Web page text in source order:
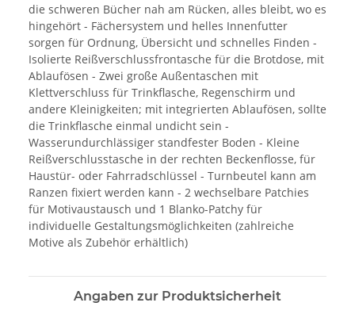
die schweren Bücher nah am Rücken, alles bleibt, wo es
hingehört - Fächersystem und helles Innenfutter
sorgen für Ordnung, Übersicht und schnelles Finden -
Isolierte Reißverschlussfrontasche für die Brotdose, mit
Ablaufösen - Zwei große Außentaschen mit
Klettverschluss für Trinkflasche, Regenschirm und
andere Kleinigkeiten; mit integrierten Ablaufösen, sollte
die Trinkflasche einmal undicht sein -
Wasserundurchlässiger standfester Boden - Kleine
Reißverschlusstasche in der rechten Beckenflosse, für
Haustür- oder Fahrradschlüssel - Turnbeutel kann am
Ranzen fixiert werden kann - 2 wechselbare Patchies
für Motivaustausch und 1 Blanko-Patchy für
individuelle Gestaltungsmöglichkeiten (zahlreiche
Motive als Zubehör erhältlich)
Angaben zur Produktsicherheit